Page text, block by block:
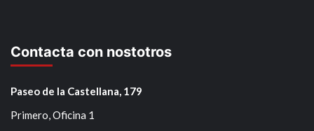
Contacta con nostotros
Paseo de la Castellana, 179
Primero, Oficina 1